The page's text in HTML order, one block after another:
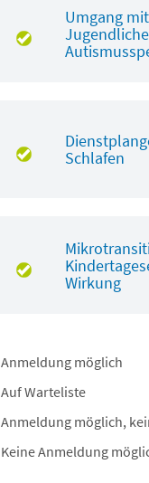
Umgang
Schlafen
Wirkung
Anmeldung möglich
Auf Warteliste
Anmeldung möglich,
Keine Anmeldung